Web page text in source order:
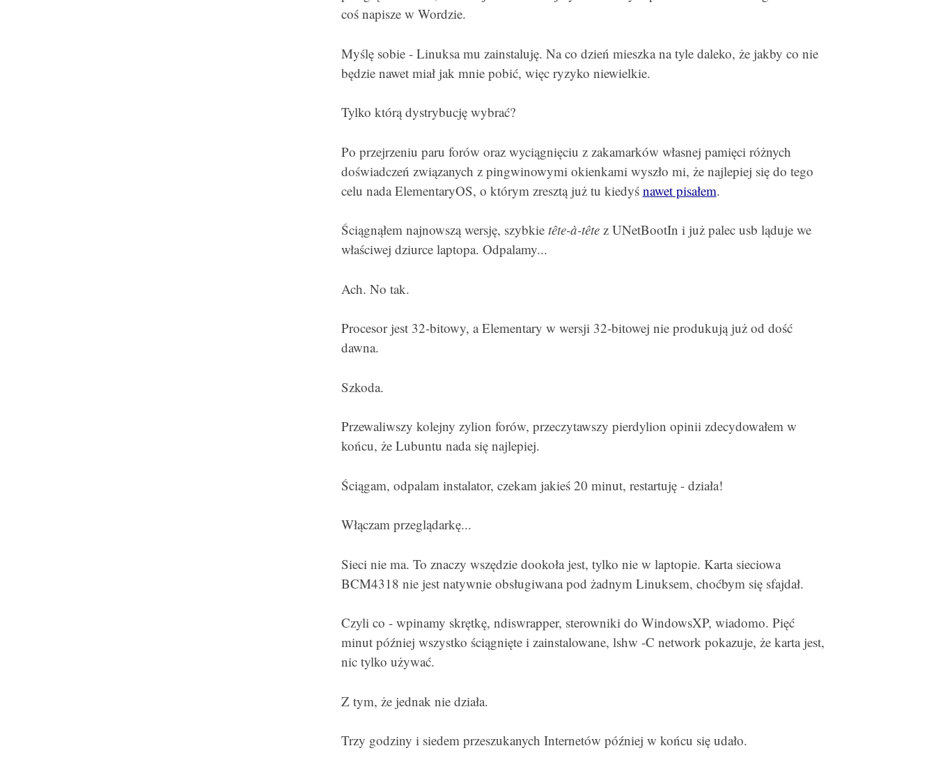
coś napisze w Wordzie.
Myślę sobie - Linuksa mu zainstaluję. Na co dzień mieszka na tyle daleko, że jakby co nie
będzie nawet miał jak mnie pobić, więc ryzyko niewielkie.
Tylko którą dystrybucję wybrać?
Po przejrzeniu paru forów oraz wyciągnięciu z zakamarków własnej pamięci różnych
doświadczeń związanych z pingwinowymi okienkami wyszło mi, że najlepiej się do tego
celu nada ElementaryOS, o którym zresztą już tu kiedyś nawet pisałem.
Ściągnąłem najnowszą wersję, szybkie tête-à-têtez UNetBootIn i już palec usb ląduje we
właściwej dziurce laptopa. Odpalamy...
Ach. No tak.
Procesor jest 32-bitowy, a Elementary w wersji 32-bitowej nie produkują już od dość
dawna.
Szkoda.
Przewaliwszy kolejny zylion forów, przeczytawszy pierdylion opinii zdecydowałem w
końcu, że Lubuntu nada się najlepiej.
Ściągam, odpalam instalator, czekam jakieś 20 minut, restartuję - działa!
Włączam przeglądarkę...
Sieci nie ma. To znaczy wszędzie dookoła jest, tylko nie w laptopie. Karta sieciowa
BCM4318 nie jest natywnie obsługiwana pod żadnym Linuksem, choćbym się sfajdał.
Czyli co - wpinamy skrętkę, ndiswrapper, sterowniki do WindowsXP, wiadomo. Pięć
minut później wszystko ściągnięte i zainstalowane, lshw -C network pokazuje, że karta jest,
nic tylko używać.
Z tym, że jednak nie działa.
Trzy godziny i siedem przeszukanych Internetów później w końcu się udało.